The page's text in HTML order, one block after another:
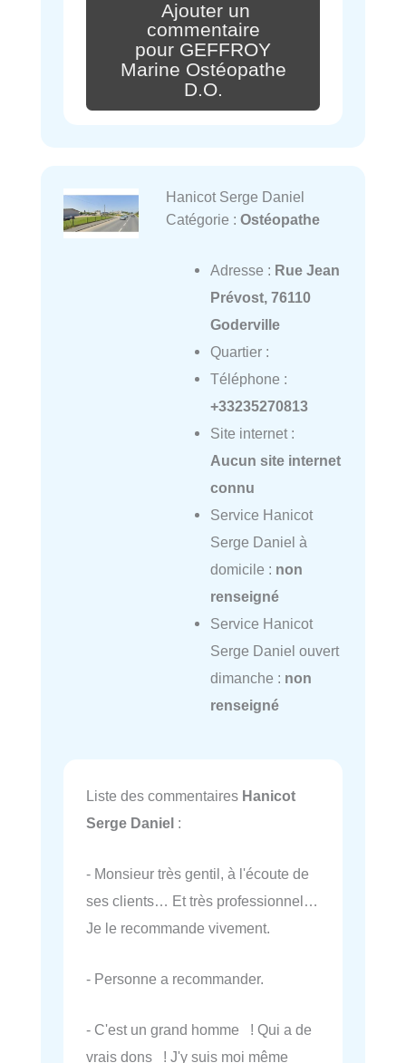
Ajouter un
commentaire
pour GEFFROY
Marine Ostéopathe
D.O.
Hanicot Serge Daniel
Catégorie : Ostéopathe
Adresse : Rue Jean
Prévost, 76110
Goderville
Quartier :
Téléphone :
+33235270813
Site internet :
Aucun site internet
connu
Service Hanicot
Serge Daniel à
domicile : non
renseigné
Service Hanicot
Serge Daniel ouvert
dimanche : non
renseigné
Liste des commentaires Hanicot
Serge Daniel :
- Monsieur très gentil, à l'écoute de
ses clients… Et très professionnel…
Je le recommande vivement.
- Personne a recommander.
- C'est un grand homme ! Qui a de
vrais dons ! J'y suis moi même